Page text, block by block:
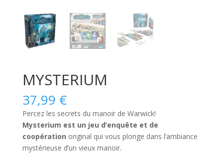
MYSTERIUM
37,99 €
Percez les secrets du manoir de Warwick!
Mysterium est un jeu d’enquête et de
coopération original qui vous plonge dans l’ambiance
mystérieuse d’un vieux manoir.